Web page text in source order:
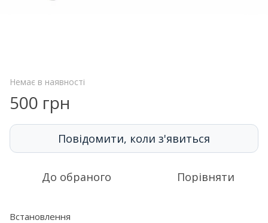
Немає в наявності
500 грн
Повідомити, коли з'явиться
До обраного Порівняти
Встановлення